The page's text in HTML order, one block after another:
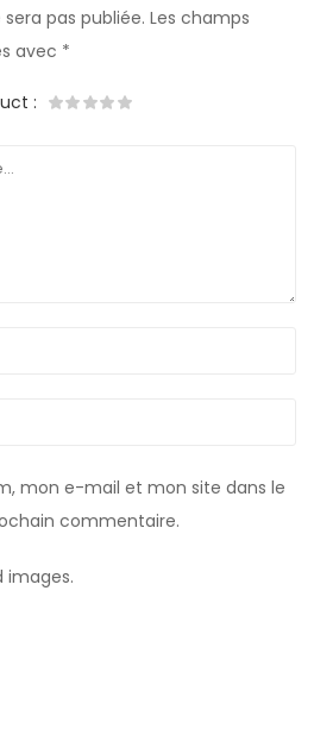
pas publiée. Les champs
avec *
:
mon e-mail et mon site dans le
commentaire.
images.